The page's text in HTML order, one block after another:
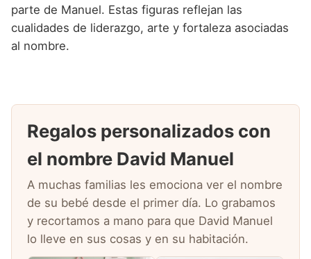
parte de Manuel. Estas figuras reflejan las
cualidades de liderazgo, arte y fortaleza asociadas
al nombre.
Regalos personalizados con
el nombre David Manuel
A muchas familias les emociona ver el nombre
de su bebé desde el primer día. Lo grabamos
y recortamos a mano para que David Manuel
lo lleve en sus cosas y en su habitación.